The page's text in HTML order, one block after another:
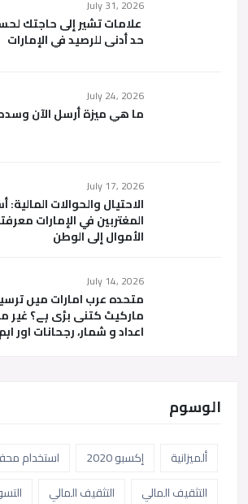
July 31, 2026
علامات تشير إلى حاجتك
حد أدنى للرصيد في الإمارات
July 24, 2026
ما هي ميزة أرسل الآن وسدد
July 17, 2026
الاحتيال والحوالات
المغتربين في الإمارات
الأموال إلى الوطن
July 14, 2026
متحدہ عرب امارات میں
مارکیٹ کتنی بڑی ہے؟ غیر
اعداد و شمار، رجحانات اور
الوسوم
ألميزانية إكسبو 2020
استخدام
التثقيف المالي
التثقيف المالي